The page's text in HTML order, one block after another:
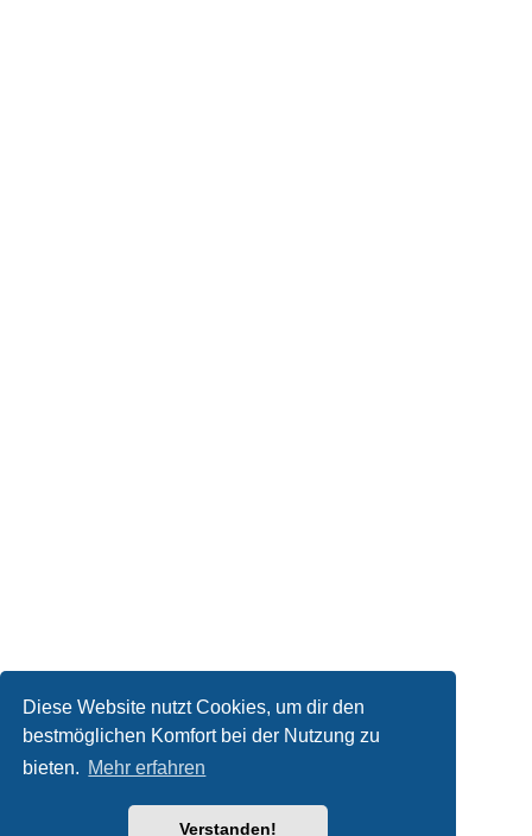
Diese Website nutzt Cookies, um dir den
bestmöglichen Komfort bei der Nutzung zu
bieten. Mehr erfahren
Verstanden!